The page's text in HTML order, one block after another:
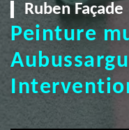
Ruben Façade
Peinture